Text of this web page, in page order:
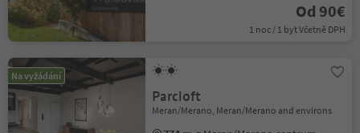
Od 90€
1 noc / 1 byt Včetně DPH
Na vyžádání
Parcloft
Meran/Merano, Meran/Merano and environs